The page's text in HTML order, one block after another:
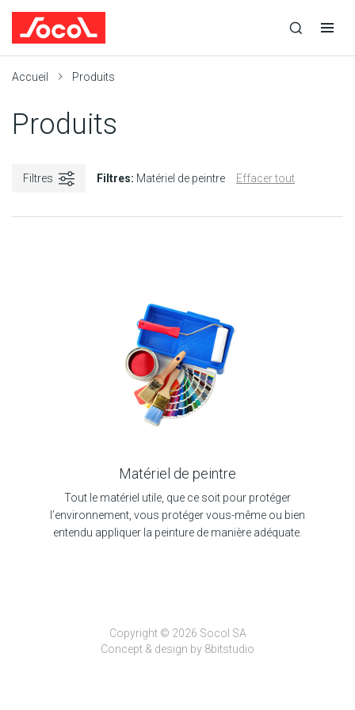
recherche
recherche
navigation
Accueil Produits
Produits
Filtres Filtres: Matériel de peintre Effacer tout
Matériel de peintre
Tout le matériel utile, que ce soit pour protéger
l’environnement, vous protéger vous-même ou bien
entendu appliquer la peinture de manière adéquate.
Copyright © 2026 Socol SA
Concept & design by 8bitstudio